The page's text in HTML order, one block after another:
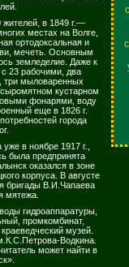
жителей, в 1849 г.—
местах на Волге,
ортодоксальная и
мечеть. Основным
земледелие. Даже к
с 23 рабочими, два
три мыловаренных
кустарном
фонарями, воду
еще в 1826 г.
города
в ноябре 1917 г.,
была предпринята
оказался в зоне
корпуса. В августе
бригады В.И.Чапаева
мятежа.
гидроаппаратуры,
промкомбинат,
музей.
Водкина.
может найти в